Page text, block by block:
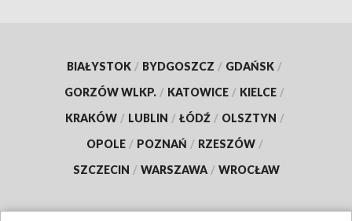
BIAŁYSTOK / BYDGOSZCZ / GDAŃSK /
GORZÓW WLKP. / KATOWICE / KIELCE /
KRAKÓW / LUBLIN / ŁÓDŹ / OLSZTYN /
OPOLE / POZNAŃ / RZESZÓW /
SZCZECIN / WARSZAWA / WROCŁAW